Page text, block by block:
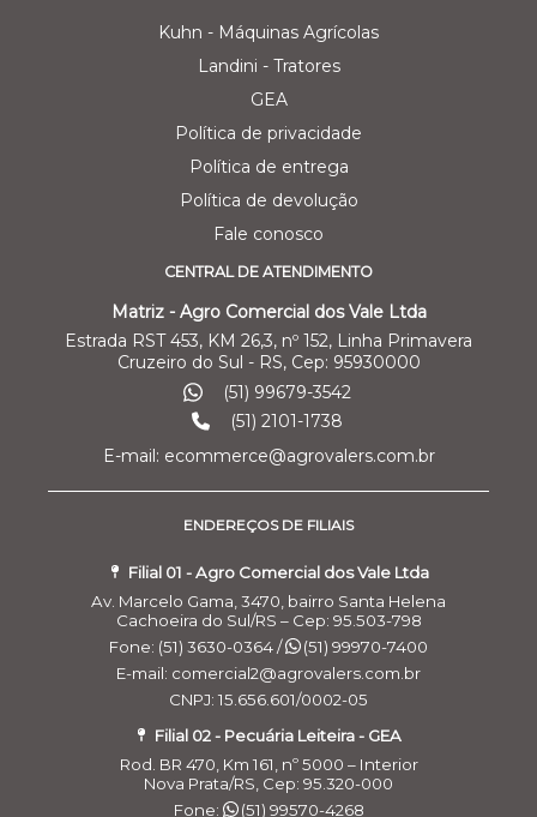
Kuhn - Máquinas Agrícolas
Landini - Tratores
GEA
Política de privacidade
Política de entrega
Política de devolução
Fale conosco
CENTRAL DE ATENDIMENTO
Matriz - Agro Comercial dos Vale Ltda
Estrada RST 453, KM 26,3, nº 152, Linha Primavera
Cruzeiro do Sul - RS, Cep: 95930000
(51) 99679-3542
(51) 2101-1738
E-mail: ecommerce@agrovalers.com.br
ENDEREÇOS DE FILIAIS
Filial 01 - Agro Comercial dos Vale Ltda
Av. Marcelo Gama, 3470, bairro Santa Helena
Cachoeira do Sul/RS – Cep: 95.503-798
Fone: (51) 3630-0364 /
(51) 99970-7400
E-mail: comercial2@agrovalers.com.br
CNPJ: 15.656.601/0002-05
Filial 02 - Pecuária Leiteira - GEA
Rod. BR 470, Km 161, nº 5000 – Interior
Nova Prata/RS, Cep: 95.320-000
Fone:
(51) 99570-4268